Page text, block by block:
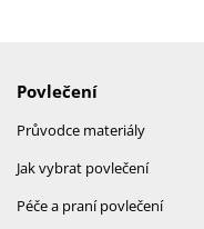
Povlečení
Průvodce materiály
Jak vybrat povlečení
Péče a praní povlečení